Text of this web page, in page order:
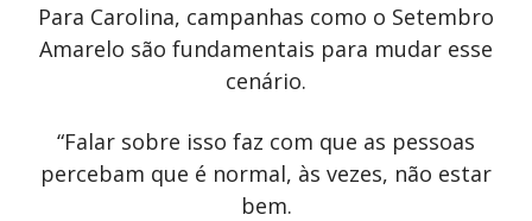
Para Carolina, campanhas como o Setembro
Amarelo são fundamentais para mudar esse
cenário.
“Falar sobre isso faz com que as pessoas
percebam que é normal, às vezes, não estar
bem.